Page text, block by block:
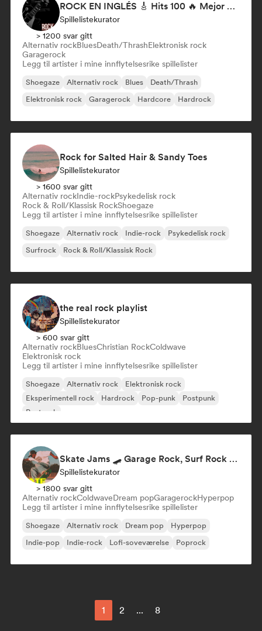
ROCK EN INGLÉS 🎸 Hits 100 🔥 Mejor Música Rock Internacional ·
Spillelistekurator
> 1200 svar gitt
Alternativ rockBluesDeath/ThrashElektronisk rock
Garagerock
Legg til artister i mine innflytelsesrike spillelister
Shoegaze Alternativ rock Blues
Death/Thrash
Elektronisk rock
Garagerock Hardcore Hardrock
Rock for Salted Hair & Sandy Toes
Spillelistekurator
> 1600 svar gitt
Alternativ rockIndie-rockPsykedelisk rock
Rock & Roll/Klassisk RockShoegaze
Legg til artister i mine innflytelsesrike spillelister
Shoegaze Alternativ rock Indie-rock
Psykedelisk rock
Surfrock
Rock & Roll/Klassisk Rock
the real rock playlist
Spillelistekurator
> 600 svar gitt
Alternativ rockBluesChristian RockColdwave
Elektronisk rock
Legg til artister i mine innflytelsesrike spillelister
Shoegaze Alternativ rock
Elektronisk rock
Eksperimentell rock
Hardrock Pop-punk
Postpunk
Postrock
Skate Jams 🛹 Garage Rock, Surf Rock & Neo-Psych
Spillelistekurator
> 1800 svar gitt
Alternativ rockColdwaveDream popGaragerockHyperpop
Legg til artister i mine innflytelsesrike spillelister
Shoegaze Alternativ rock Dream pop
Hyperpop
Indie-pop
Indie-rock Lofi-soveværelse Poprock
1 2 ... 8